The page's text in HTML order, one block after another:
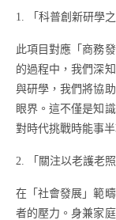
1. 「科普創新研學之
此項目對應「商務
的過程中，我們深
與研學，我們將協
眼界。這不僅是知
對時代挑戰時能事半
2. 「關注以老護老照
在「社會發展」範
者的壓力。身兼家